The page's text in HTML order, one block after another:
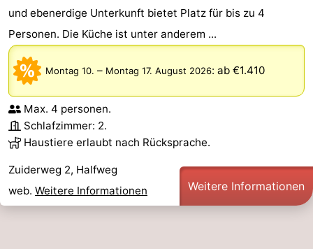
Märkte
-
Warenhäuser
Veranstaltungen
Spezial
Kanale
Coffeeshops
Homohauptstadt
Rotlichtviertel
und ebenerdige Unterkunft bietet Platz für bis zu 4
Personen. Die Küche ist unter anderem ...
Montag 10. – Montag 17. August 2026: ab €1.410
Max. 4 personen.
Schlafzimmer: 2.
Haustiere erlaubt nach Rücksprache.
Zuiderweg 2, Halfweg
web. Weitere Informationen Weitere Informationen